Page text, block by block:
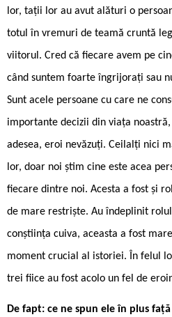
lor, tații lor au avut alături o
totul în vremuri de teamă cruntă
viitorul. Cred că fiecare avem pe
când suntem foarte îngrijorați sau
Sunt acele persoane cu care ne
importante decizii din viața
adesea, eroi nevăzuți. Ceilalți nici
lor, doar noi știm cine este acea
fiecare dintre noi. Acesta a fost și
de mare restriște. Au îndeplinit
conștiința cuiva, aceasta a fost
moment crucial al istoriei. În felul
trei fiice au fost acolo un fel de
De fapt: ce ne spun ele în plus